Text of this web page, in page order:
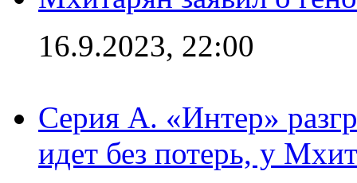
16.9.2023, 22:00
Серия А. «Интер»
идет без потерь, у